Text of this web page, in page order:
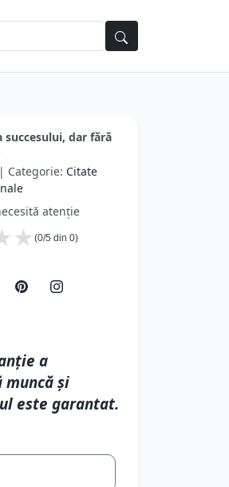
dar fără
| Categorie: Citate
atenție
★ (0/5 din 0)
a
muncă și
este garantat.